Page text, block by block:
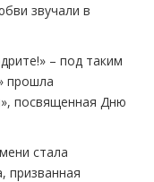
звучали в
– под таким
прошла
посвященная Дню
стала
призванная